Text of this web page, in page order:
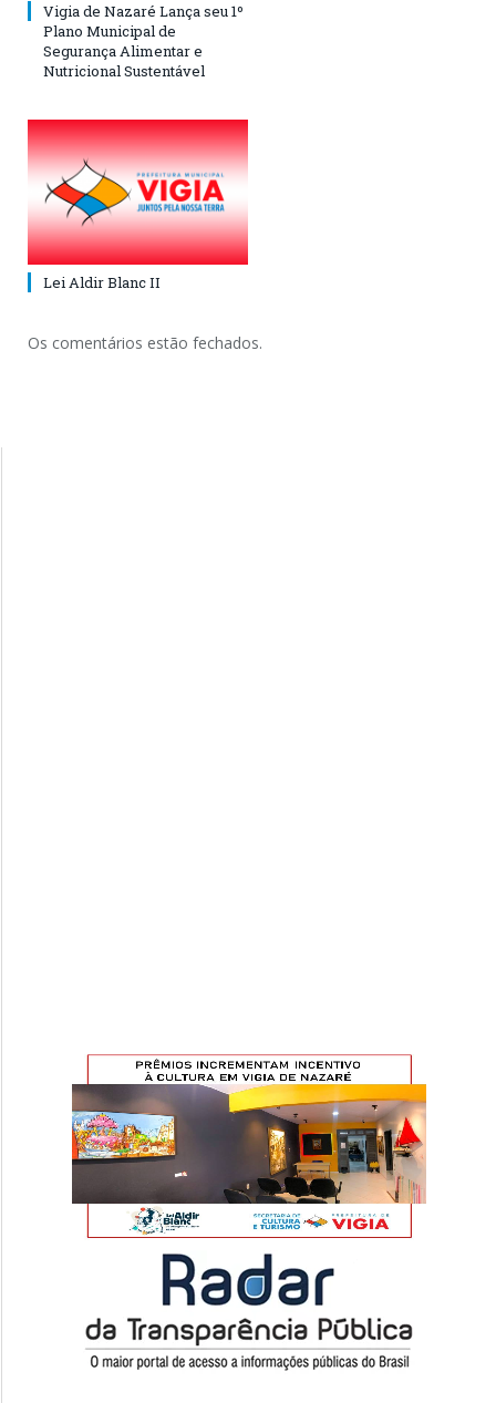
Vigia de Nazaré Lança seu 1º
Plano Municipal de
Segurança Alimentar e
Nutricional Sustentável
Lei Aldir Blanc II
Os comentários estão fechados.